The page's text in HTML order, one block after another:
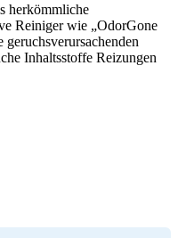
herkömmliche
Reiniger wie „OdorGone
Inhaltsstoffe Reizungen